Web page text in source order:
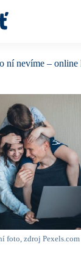
ní nevíme – online
foto, zdroj Pexels.com